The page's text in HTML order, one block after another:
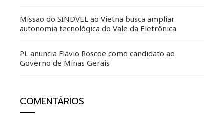
Missão do SINDVEL ao Vietnã busca ampliar
autonomia tecnológica do Vale da Eletrônica
PL anuncia Flávio Roscoe como candidato ao
Governo de Minas Gerais
COMENTÁRIOS